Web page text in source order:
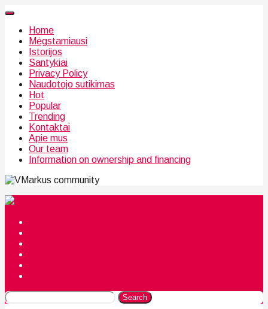
Home
Mėgstamiausi
Istorijos
Santykiai
Privacy Policy
Naudotojo sutikimas
Hot
Popular
Trending
Kontaktai
Apie mus
Our team
Information on ownership and financing
community
Search